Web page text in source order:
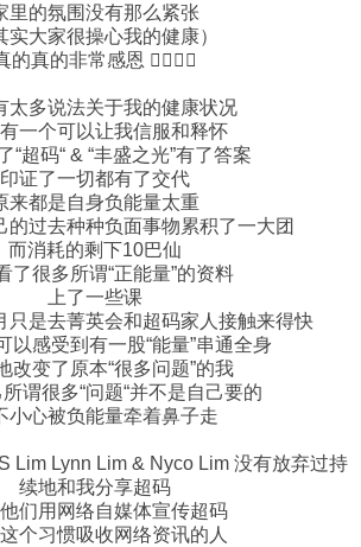
里的氛围没有那么紧张
实大家很操心我的健康）
的真的非常感恩 🙇‍♀🙇‍♀
太多说法关于我的健康状况
一个可以让我信服和释怀
“超码“ & “丰盛之光”有了答案
印证了一切都有了交代
来都是自身负能量太重
的过去种种负面事物累积了一大团
而消耗的剩下10巴仙
了很多所谓“正能量”的资料
上了一些课
只是去菁英会和超码家人接触来得快
以感受到有一股“能量”串通全身
改变了原本“很多问题”的我
谓很多“问题“并不是自己要的
小心被负能量牵着鼻子走
Lim Lynn Lim & Nyco Lim 没有放弃过持
续地和我分享超码
们用网络自媒体宣传超码
个习惯吸收网络资讯的人